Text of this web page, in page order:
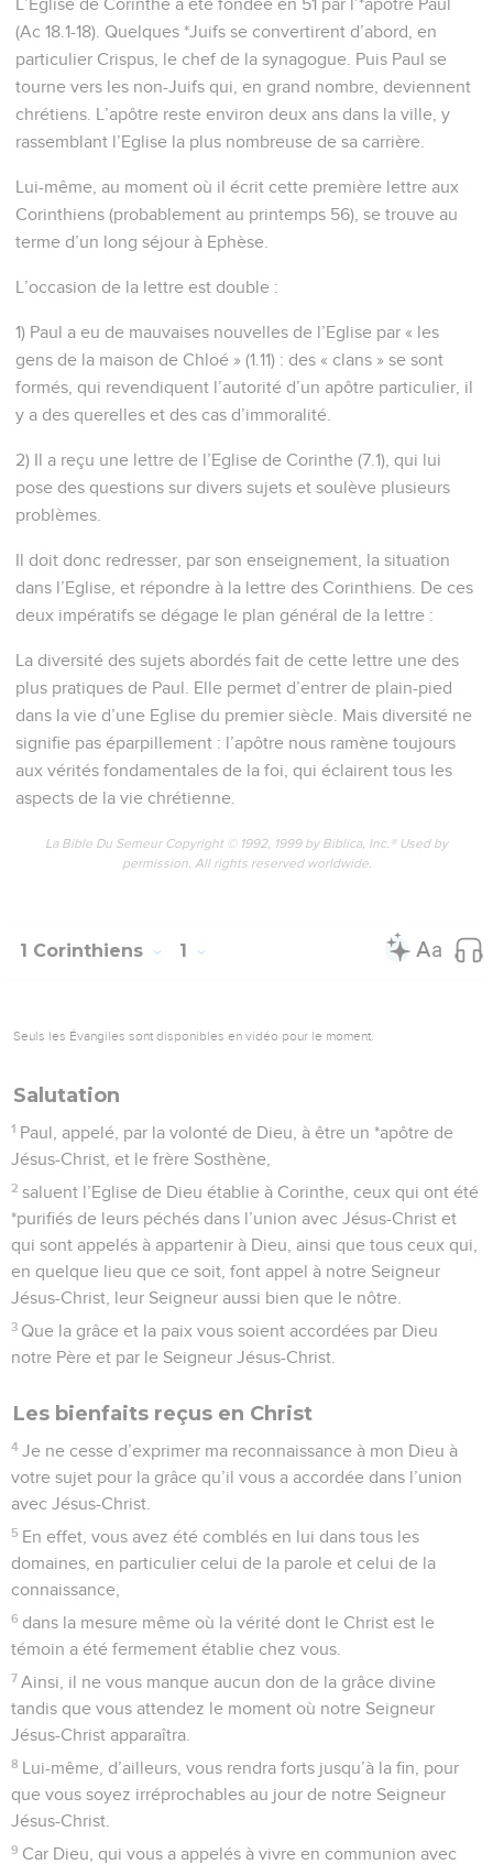
L’Eglise de Corinthe a été fondée en 51 par l’*apôtre Paul
(Ac 18.1-18). Quelques *Juifs se convertirent d’abord, en
particulier Crispus, le chef de la synagogue. Puis Paul se
tourne vers les non-Juifs qui, en grand nombre, deviennent
chrétiens. L’apôtre reste environ deux ans dans la ville, y
rassemblant l’Eglise la plus nombreuse de sa carrière.
Lui-même, au moment où il écrit cette première lettre aux
Corinthiens (probablement au printemps 56), se trouve au
terme d’un long séjour à Ephèse.
L’occasion de la lettre est double :
1) Paul a eu de mauvaises nouvelles de l’Eglise par « les
gens de la maison de Chloé » (1.11) : des « clans » se sont
formés, qui revendiquent l’autorité d’un apôtre particulier, il
y a des querelles et des cas d’immoralité.
2) Il a reçu une lettre de l’Eglise de Corinthe (7.1), qui lui
pose des questions sur divers sujets et soulève plusieurs
problèmes.
Il doit donc redresser, par son enseignement, la situation
dans l’Eglise, et répondre à la lettre des Corinthiens. De ces
deux impératifs se dégage le plan général de la lettre :
La diversité des sujets abordés fait de cette lettre une des
plus pratiques de Paul. Elle permet d’entrer de plain-pied
dans la vie d’une Eglise du premier siècle. Mais diversité ne
signifie pas éparpillement : l’apôtre nous ramène toujours
aux vérités fondamentales de la foi, qui éclairent tous les
aspects de la vie chrétienne.
La Bible Du Semeur Copyright © 1992, 1999 by Biblica, Inc.® Used by
permission. All rights reserved worldwide.
1 Corinthiens 1
Seuls les Évangiles sont disponibles en vidéo pour le moment.
Salutation
1 Paul, appelé, par la volonté de Dieu, à être un *apôtre de
Jésus-Christ, et le frère Sosthène,
2 saluent l’Eglise de Dieu établie à Corinthe, ceux qui ont été
*purifiés de leurs péchés dans l’union avec Jésus-Christ et
qui sont appelés à appartenir à Dieu, ainsi que tous ceux qui,
en quelque lieu que ce soit, font appel à notre Seigneur
Jésus-Christ, leur Seigneur aussi bien que le nôtre.
3 Que la grâce et la paix vous soient accordées par Dieu
notre Père et par le Seigneur Jésus-Christ.
Les bienfaits reçus en Christ
4 Je ne cesse d’exprimer ma reconnaissance à mon Dieu à
votre sujet pour la grâce qu’il vous a accordée dans l’union
avec Jésus-Christ.
5 En effet, vous avez été comblés en lui dans tous les
domaines, en particulier celui de la parole et celui de la
connaissance,
6 dans la mesure même où la vérité dont le Christ est le
témoin a été fermement établie chez vous.
7 Ainsi, il ne vous manque aucun don de la grâce divine
tandis que vous attendez le moment où notre Seigneur
Jésus-Christ apparaîtra.
8 Lui-même, d’ailleurs, vous rendra forts jusqu’à la fin, pour
que vous soyez irréprochables au jour de notre Seigneur
Jésus-Christ.
9 Car Dieu, qui vous a appelés à vivre en communion avec